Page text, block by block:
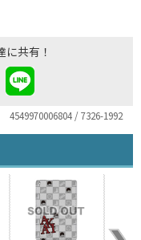
に共有！
4549970006804 / 7326-1992